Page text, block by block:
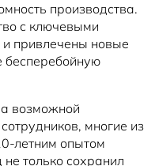
производства.
с ключевыми
привлечены новые
возможной
многие из
летним опытом
только сохранил